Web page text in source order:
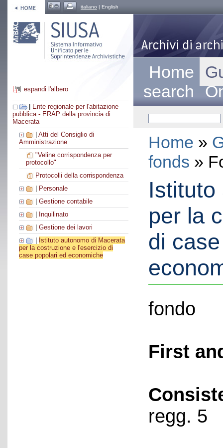
italiano | English
espandi l'albero
Ente regionale per l'abitazione
pubblica - ERAP della provincia di
Macerata
Atti del Consiglio di
Amministrazione
"Veline corrispondenza per
protocollo"
Protocolli della corrispondenza
Personale
Gestione contabile
Inquilinato
Gestione dei lavori
Istituto autonomo di Macerata
per la costruzione e l'esercizio di
case popolari ed economiche
Home
search
Home »
fonds »
Istituto
per la
di
fondo
First
regg. 5